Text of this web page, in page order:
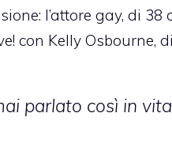
l’attore gay, di
con Kelly Osbourne,
parlato così in